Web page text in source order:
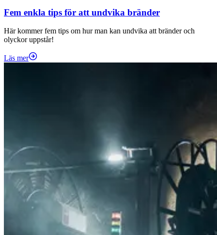
Fem enkla tips för att undvika bränder
Här kommer fem tips om hur man kan undvika att bränder och
olyckor uppstår!
Läs mer